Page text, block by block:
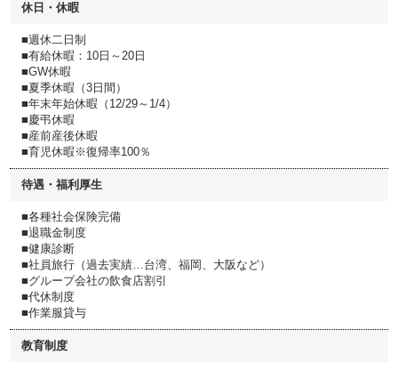
休日・休暇
■週休二日制
■有給休暇：10日～20日
■GW休暇
■夏季休暇（3日間）
■年末年始休暇（12/29～1/4）
■慶弔休暇
■産前産後休暇
■育児休暇※復帰率100％
待遇・福利厚生
■各種社会保険完備
■退職金制度
■健康診断
■社員旅行（過去実績…台湾、福岡、大阪など）
■グループ会社の飲食店割引
■代休制度
■作業服貸与
教育制度